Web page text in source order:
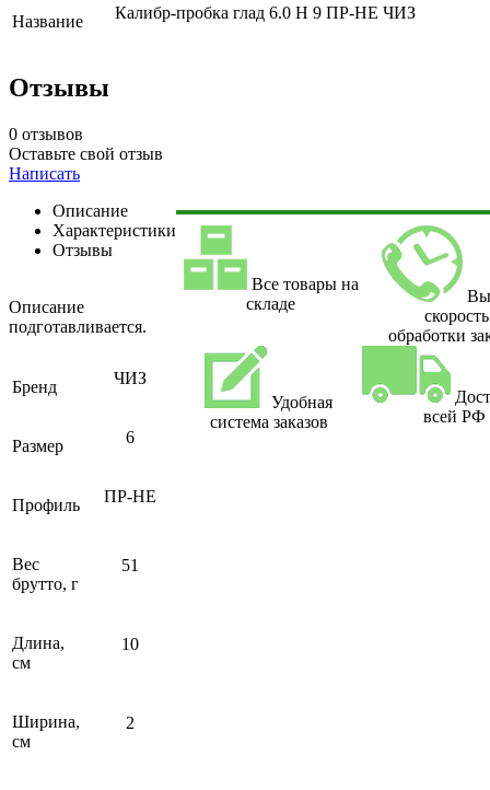
Название Калибр-пробка глад 6.0 Н 9 ПР-НЕ ЧИЗ
Отзывы
0 отзывов
Оставьте свой отзыв
Написать
Описание
Характеристики
Отзывы
Описание
подготавливается.
Бренд ЧИЗ
Размер 6
Профиль ПР-НЕ
Вес
брутто, г
51
Длина,
см
10
Ширина,
см
2
Все товары на
складе
скорость
обработки
Удобная
система заказов
всей РФ